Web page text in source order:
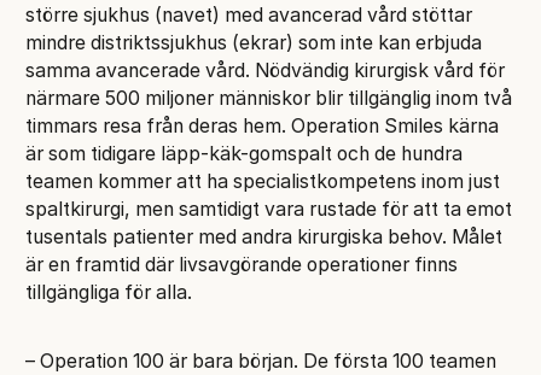
större sjukhus (navet) med avancerad vård stöttar
mindre distriktssjukhus (ekrar) som inte kan erbjuda
samma avancerade vård. Nödvändig kirurgisk vård för
närmare 500 miljoner människor blir tillgänglig inom två
timmars resa från deras hem. Operation Smiles kärna
är som tidigare läpp-käk-gomspalt och de hundra
teamen kommer att ha specialistkompetens inom just
spaltkirurgi, men samtidigt vara rustade för att ta emot
tusentals patienter med andra kirurgiska behov. Målet
är en framtid där livsavgörande operationer finns
tillgängliga för alla.
– Operation 100 är bara början. De första 100 teamen